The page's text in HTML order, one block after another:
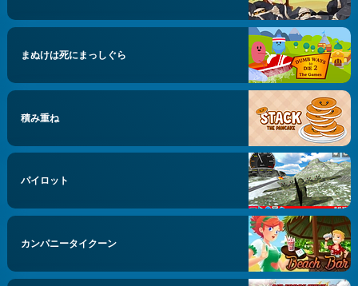
まぬけは死にまっしぐら
積み重ね
パイロット
カンパニータイクーン